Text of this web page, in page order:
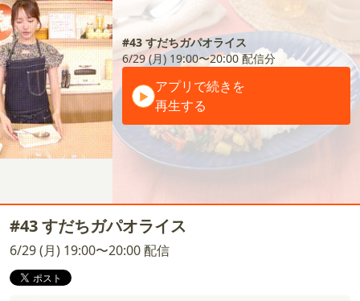
#43 すだちガパオライス
6/29 (月) 19:00〜20:00配信分
アプリで続きを
再生する
#43 すだちガパオライス
6/29 (月) 19:00〜20:00 配信